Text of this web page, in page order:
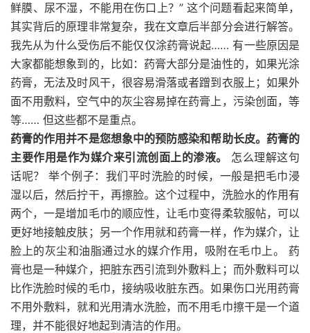
鲜膜、尿不湿，不能用在伤口上？” 这个问题看起来简单，
其实背后的原理非常复杂，我在文章后半部分会进行解答。
我先从为什么受伤后不能仅仅涂药膏说起…… 有一些原因是
大家都能想象到的，比如：药膏大部分是油性的，如果光涂
药膏，无法及时风干，很容易滑落或者蹭到衣服上；如果外
面不用敷料，空气中的灰尘容易掉在药膏上，污染创面，等
等…… 但这些都不是重点。
药膏的作用并不是您想象中的预防感染和帮助长皮。药膏的
主要作用是作为媒介来引流创面上的渗液。
怎么理解这句
话呢？ 举个例子：我们平时洗脸的时候，一般是把毛巾浸
湿以后，然后拧干，再擦脸。这个过程中，洗脸水的作用有
两个，一是增加毛巾的顺应性，让毛巾变得柔软服帖，可以
更好地接触皮肤；另一个作用就和药膏一样，作为媒介，让
脸上的灰尘和油脂通过水的媒介作用，吸附在毛巾上。 药
膏也是一种媒介，把脏东西引流到外敷料上；而外敷料可以
比作洗脸时候的毛巾，接纳吸收脏东西。如果伤口光用药膏
不用外敷料，就和光用清水洗脸，而不用毛巾擦干是一个道
理，并不能很好地起到清洁的作用。